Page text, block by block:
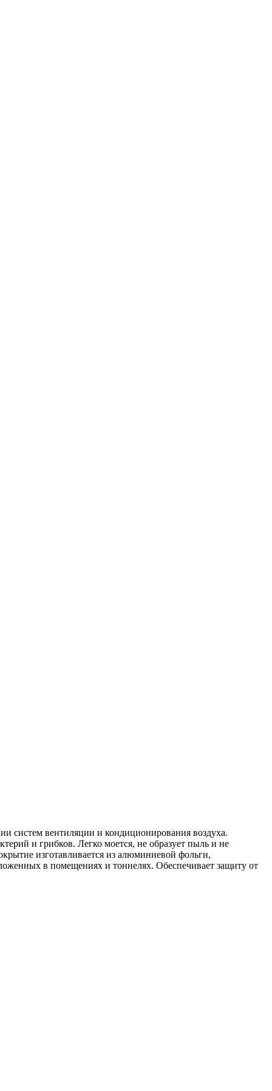
систем вентиляции и кондиционирования воздуха.
и грибков. Легко моется, не образует пыль и не
изготавливается из алюминиевой фольги,
в помещениях и тоннелях. Обеспечивает защиту от